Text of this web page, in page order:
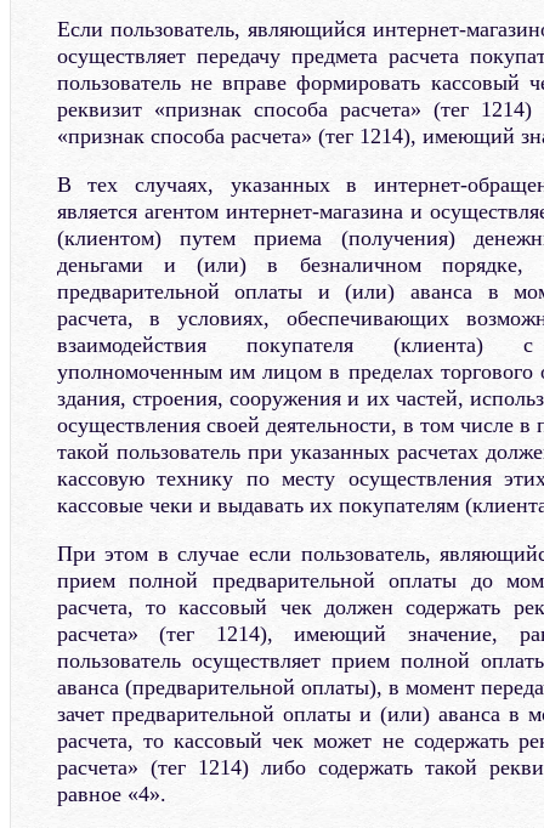
Если пользователь, являющийся интернет-
осуществляет передачу предмета расчета
пользователь не вправе формировать кассовый
реквизит «признак способа расчета» (тег
«признак способа расчета» (тег 1214), имеющий
В тех случаях, указанных в интернет-
является агентом интернет-магазина и
(клиентом) путем приема (получения)
деньгами и (или) в безналичном порядке,
предварительной оплаты и (или) аванса в
расчета, в условиях, обеспечивающих
взаимодействия покупателя (клиента)
уполномоченным им лицом в пределах торгового
здания, строения, сооружения и их частей,
осуществления своей деятельности, в том числе в
такой пользователь при указанных расчетах
кассовую технику по месту осуществления
кассовые чеки и выдавать их покупателям
При этом в случае если пользователь,
прием полной предварительной оплаты до
расчета, то кассовый чек должен содержать
расчета» (тег 1214), имеющий значение,
пользователь осуществляет прием полной
аванса (предварительной оплаты), в момент
зачет предварительной оплаты и (или) аванса в
расчета, то кассовый чек может не содержать
расчета» (тег 1214) либо содержать такой
равное «4».